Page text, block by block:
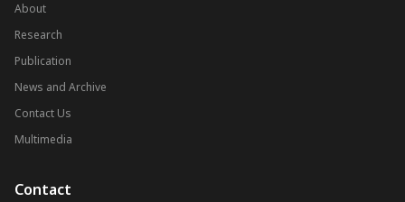
About
Research
Publication
News and Archive
Contact Us
Multimedia
Contact